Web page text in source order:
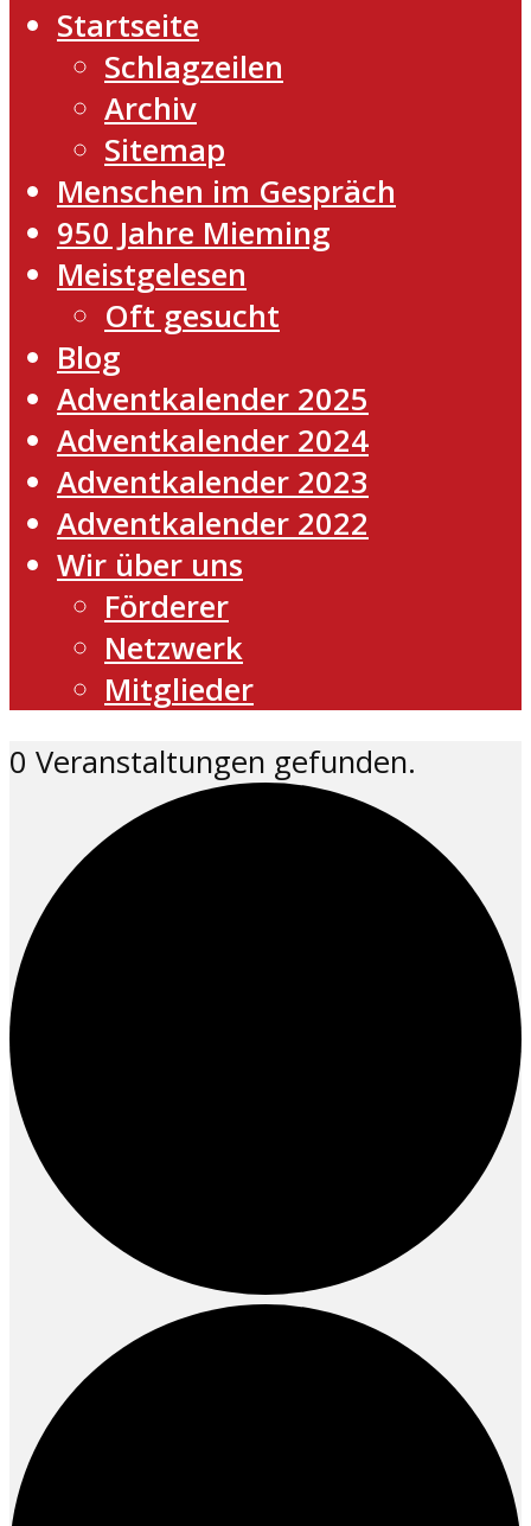
Startseite
Schlagzeilen
Archiv
Sitemap
Menschen im Gespräch
950 Jahre Mieming
Meistgelesen
Oft gesucht
Blog
Adventkalender 2025
Adventkalender 2024
Adventkalender 2023
Adventkalender 2022
Wir über uns
Förderer
Netzwerk
Mitglieder
0 Veranstaltungen gefunden.